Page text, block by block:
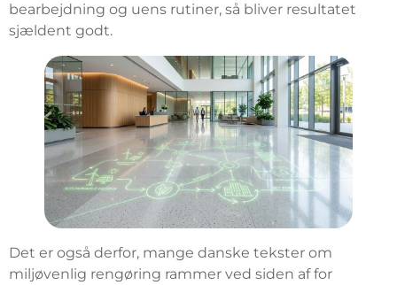
bearbejdning og uens rutiner, så bliver resultatet
sjældent godt.
Det er også derfor, mange danske tekster om
miljøvenlig rengøring rammer ved siden af for